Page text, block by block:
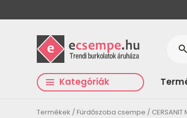
Kategóriák
search
Termékek Fürdőszoba csempe